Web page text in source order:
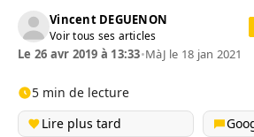
Vincent DEGUENON
Voir tous ses articles
Le 26 avr 2019 à 13:33•MàJ le 18 jan 2021
5 min de lecture
Lire plus tard